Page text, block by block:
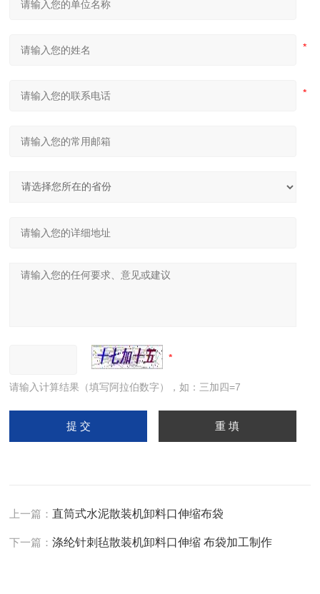
请输入计算结果（填写阿拉伯数字），如：三加四=7
上一篇：直筒式水泥散装机卸料口伸缩布袋
下一篇：涤纶针刺毡散装机卸料口伸缩 布袋加工制作